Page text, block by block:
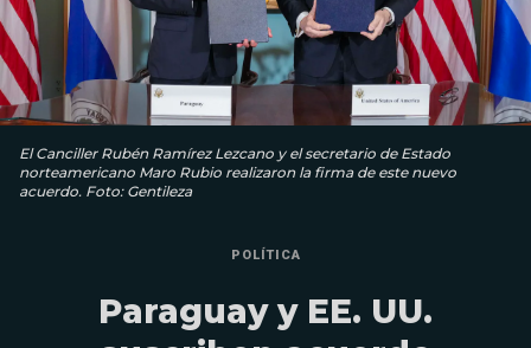
El Canciller Rubén Ramírez Lezcano y el secretario de Estado
norteamericano Maro Rubio realizaron la firma de este nuevo
acuerdo. Foto: Gentileza
POLÍTICA
Paraguay y EE. UU.